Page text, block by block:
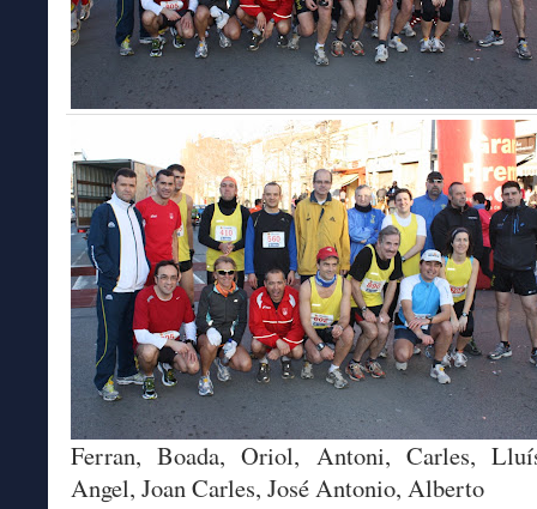
Ferran, Boada, Oriol, Antoni, Carles,
Angel, Joan Carles, José Antonio, Alberto